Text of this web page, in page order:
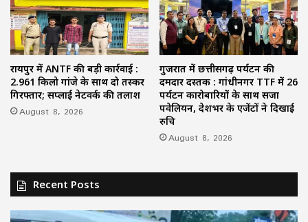
रायपुर में ANTF की बड़ी कार्रवाई :
2.961 किलो गांजे के साथ दो तस्कर
गिरफ्तार; सप्लाई नेटवर्क की तलाश
August 8, 2026
गुजरात में छत्तीसगढ़ पर्यटन की
दमदार दस्तक : गांधीनगर TTF में 26
पर्यटन कारोबारियों के साथ सजा
पवेलियन, देशभर के एजेंटों ने दिखाई
रुचि
August 8, 2026
Recent Posts